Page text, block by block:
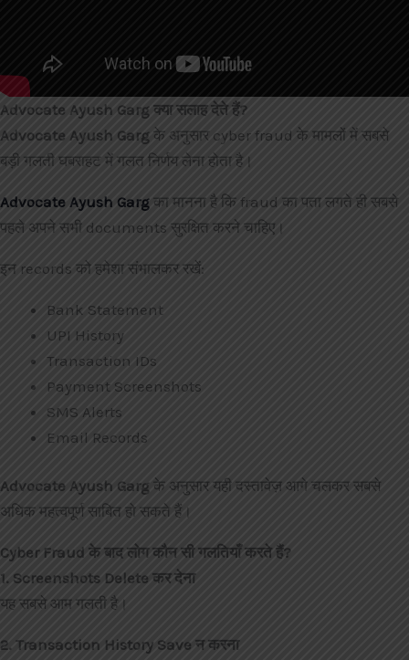
Advocate Ayush Garg क्या सलाह देते हैं?
Advocate Ayush Garg के अनुसार cyber fraud के मामलों में सबसे
बड़ी गलती घबराहट में गलत निर्णय लेना होता है।
Advocate Ayush Garg का मानना है कि fraud का पता लगते ही सबसे
पहले अपने सभी documents सुरक्षित करने चाहिए।
इन records को हमेशा संभालकर रखें:
Bank Statement
UPI History
Transaction IDs
Payment Screenshots
SMS Alerts
Email Records
Advocate Ayush Garg के अनुसार यही दस्तावेज़ आगे चलकर सबसे
अधिक महत्वपूर्ण साबित हो सकते हैं।
Cyber Fraud के बाद लोग कौन सी गलतियाँ करते हैं?
1. Screenshots Delete कर देना
यह सबसे आम गलती है।
2. Transaction History Save न करना